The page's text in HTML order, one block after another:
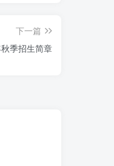
下一篇
季招生简章